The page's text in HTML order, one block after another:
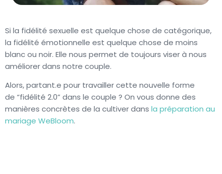
Si la fidélité sexuelle est quelque chose de catégorique,
la fidélité émotionnelle est quelque chose de moins
blanc ou noir. Elle nous permet de toujours viser à nous
améliorer dans notre couple.
Alors, partant.e pour travailler cette nouvelle forme
de “fidélité 2.0” dans le couple ? On vous donne des
manières concrètes de la cultiver dans la préparation au
mariage WeBloom.